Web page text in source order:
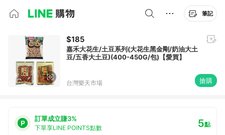
筆記
$185
嘉禾大花生/土豆系列(大花生黑金剛/奶油大土
豆/五香大土豆)(400-450G/包)【愛買】
台灣樂天市場 搶購
訂單成立賺3%
下單享LINE POINTS點數 5點